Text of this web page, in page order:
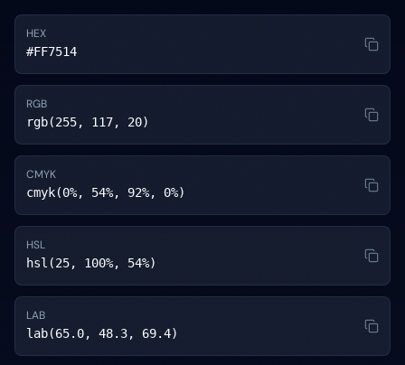
HEX
#FF7514
RGB
rgb(255, 117, 20)
CMYK
cmyk(0%, 54%, 92%, 0%)
HSL
hsl(25, 100%, 54%)
LAB
lab(65.0, 48.3, 69.4)